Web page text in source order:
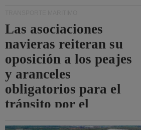
Las asociaciones
navieras reiteran su
oposición a los peajes
y aranceles
obligatorios para el
tránsito por el